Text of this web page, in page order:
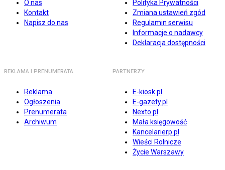
O nas
Kontakt
Napisz do nas
Polityka Prywatności
Zmiana ustawień zgód
Regulamin serwisu
Informacje o nadawcy
Deklaracja dostępności
REKLAMA I PRENUMERATA
Reklama
Ogłoszenia
Prenumerata
Archiwum
PARTNERZY
E-kiosk.pl
E-gazety.pl
Nexto.pl
Mała księgowość
Kancelarierp.pl
Wieści Rolnicze
Życie Warszawy